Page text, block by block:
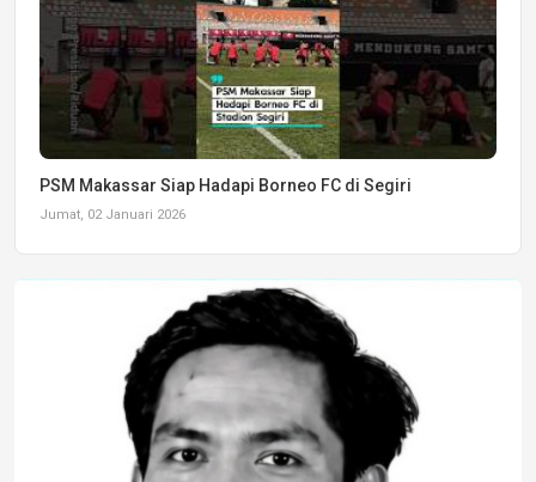
PSM Makassar Siap Hadapi Borneo FC di Segiri
Jumat, 02 Januari 2026